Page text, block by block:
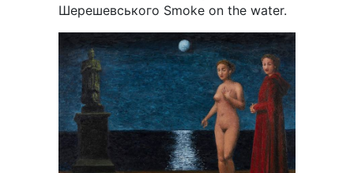
Шерешевського Smoke on the water.